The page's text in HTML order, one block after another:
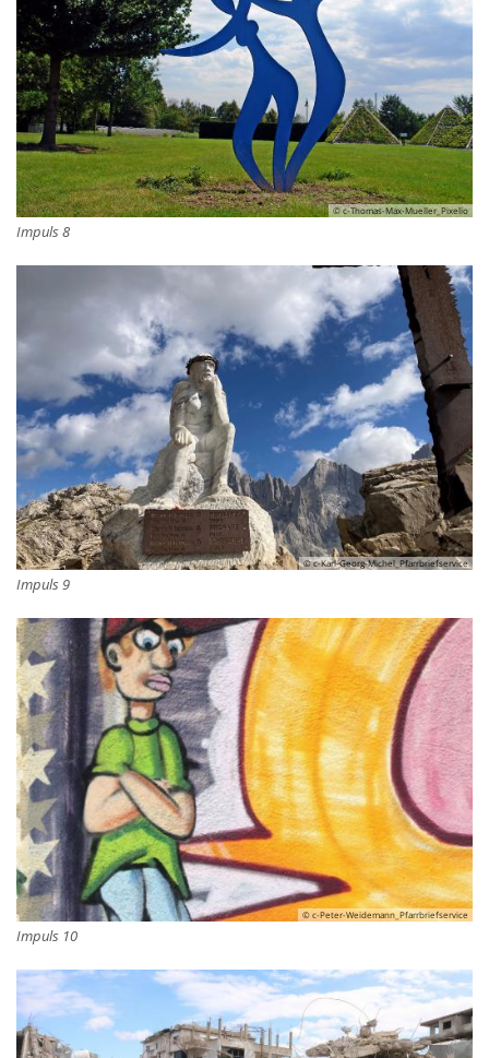
© c-Thomas-Max-Mueller_Pixelio
Impuls 8
© c-Karl-Georg-Michel_Pfarrbriefservice
Impuls 9
© c-Peter-Weidemann_Pfarrbriefservice
Impuls 10